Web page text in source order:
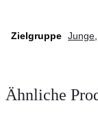
Zielgruppe Junge,
Ähnliche